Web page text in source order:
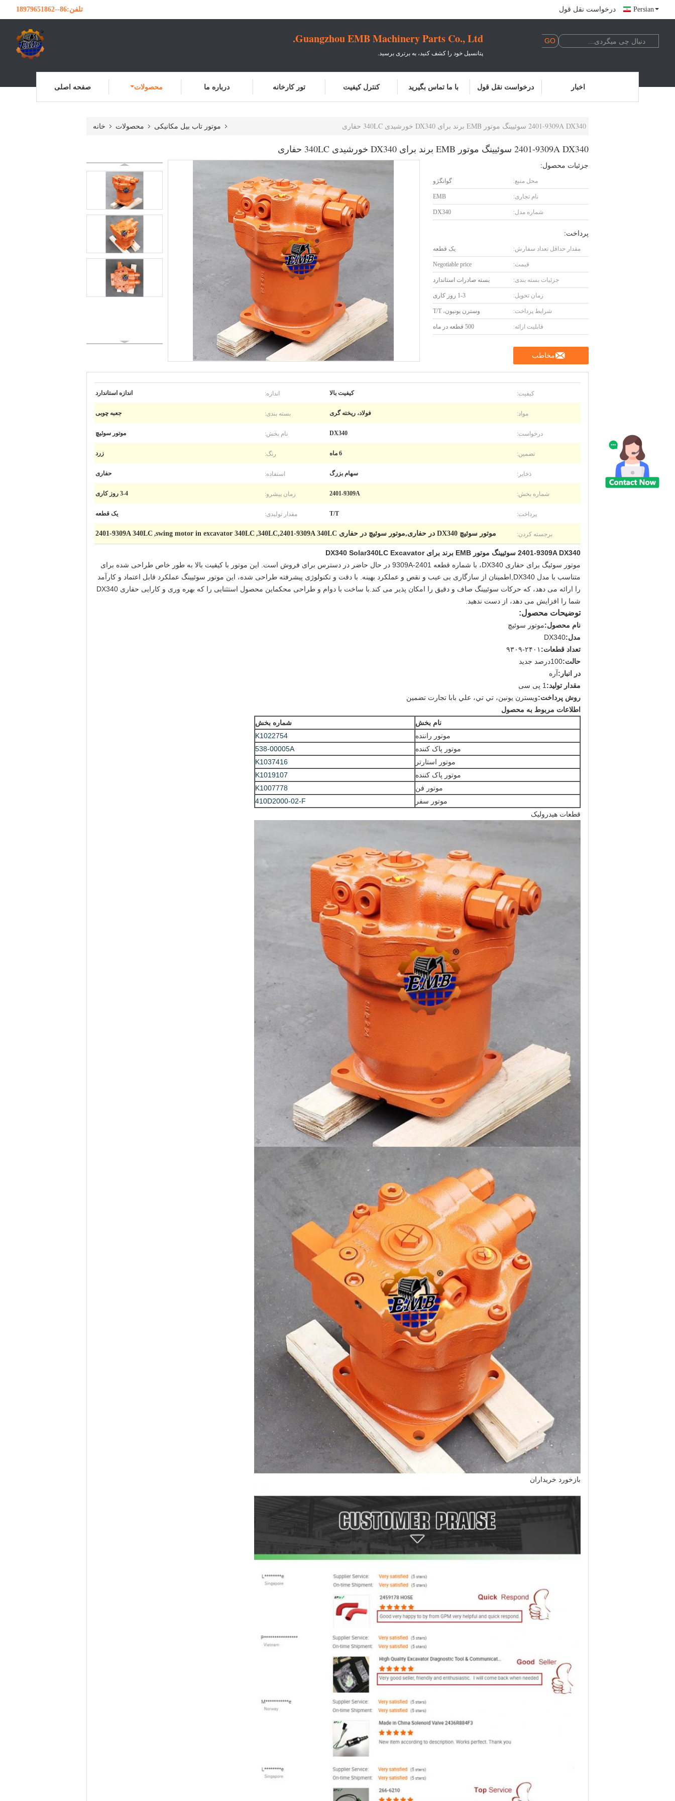
تلفن:86--18979651862 درخواست نقل قول Persian
Guangzhou EMB Machinery Parts Co., Ltd.
پتانسیل خود را کشف کنید، به برتری برسید.
صفحه اصلی محصولات درباره ما تور کارخانه کنترل کیفیت با ما تماس بگیرید درخواست نقل قول اخبار
خانه محصولات موتور تاب بیل مکانیکی 2401-9309A DX340 سوئیینگ موتور EMB برند برای DX340 خورشیدی 340LC حفاری
2401-9309A DX340 سوئیینگ موتور EMB برند برای DX340 خورشیدی 340LC حفاری
جزئیات محصول:
محل منبع: گوانگژو
نام تجاری: EMB
شماره مدل: DX340
پرداخت:
مقدار حداقل تعداد سفارش: یک قطعه
قیمت: Negotiable price
جزئیات بسته بندی: بسته صادرات استاندارد
زمان تحویل: 1-3 روز کاری
شرایط پرداخت: وسترن یونیون، T/T
قابلیت ارائه: 500 قطعه در ماه
مخاطب
کیفیت: کیفیت بالا اندازه: اندازه استاندارد
مواد: فولاد، ریخته گری بسته بندی: جعبه چوبی
درخواست: DX340 نام بخش: موتور سوئیچ
تضمین: 6 ماه رنگ: زرد
ذخایر: سهام بزرگ استفاده: حفاری
شماره بخش: 2401-9309A زمان پیشرو: 3-4 روز کاری
پرداخت: T/T مقدار تولیدی: یک قطعه
برجسته کردن: موتور سوئیچ DX340 در حفاری,موتور سوئیچ در حفاری 340LC,2401-9309A 340LC ,
swing motor in excavator 340LC
,
2401-9309A 340LC
2401-9309A DX340 سوئیینگ موتور EMB برند برای DX340 Solar340LC Excavator
موتور سوئیگ برای حفاری DX340، با شماره قطعه 2401-9309A در حال حاضر در دسترس برای فروش است. این موتور با کیفیت بالا به طور خاص طراحی شده برای
متناسب با مدل DX340,اطمینان از سازگاری بی عیب و نقص و عملکرد بهینه. با دقت و تکنولوژی پیشرفته طراحی شده، این موتور سوئیینگ عملکرد قابل اعتماد و کارآمد
را ارائه می دهد، که حرکات سوئیینگ صاف و دقیق را امکان پذیر می کند.با ساخت با دوام و طراحی محکماین محصول استثنایی را که بهره وری و کارایی حفاری DX340
شما را افزایش می دهد، از دست ندهید.
توضیحات محصول:
نام محصول:موتور سوئیچ
مدل:DX340
تعداد قطعات: ۲۴۰۱-۹۳۰۹
حالت:100درصد جديد
در انبار:آره
مقدار تولید: 1 پی سی
روش پرداخت:ويسترن يونين، تي تي، علي بابا تجارت تضمین
اطلاعات مربوط به محصول
نام بخش
شماره بخش
موتور راننده
K1022754
موتور پاک کننده
538-00005A
موتور استارتر
K1037416
موتور پاک کننده
K1019107
موتور فن
K1007778
موتور سفر
410D2000-02-F
قطعات هیدرولیک
بازخورد خریداران